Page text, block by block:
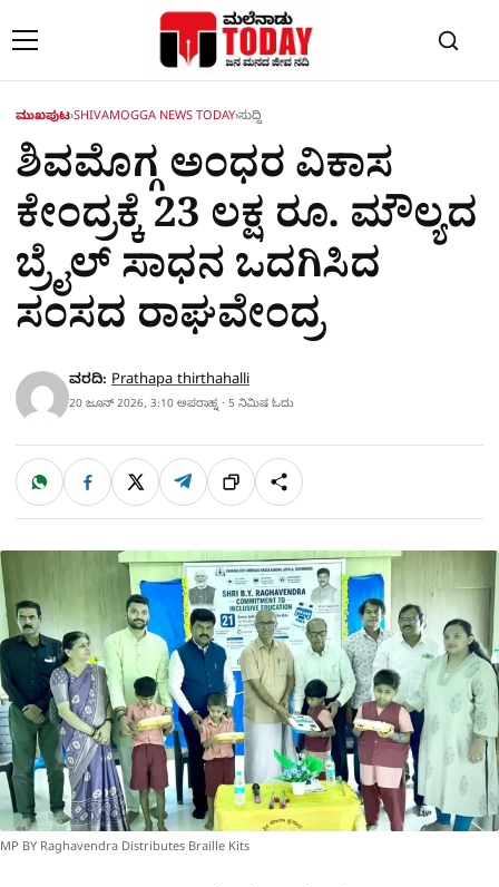
ಮುಖಪುಟ›SHIVAMOGGA NEWS TODAY›ಸುದ್ದಿ
ಶಿವಮೊಗ್ಗ ಅಂಧರ ವಿಕಾಸ
ಕೇಂದ್ರಕ್ಕೆ 23 ಲಕ್ಷ ರೂ. ಮೌಲ್ಯದ
ಬ್ರೈಲ್ ಸಾಧನ ಒದಗಿಸಿದ
ಸಂಸದ ರಾಘವೇಂದ್ರ
ವರದಿ: Prathapa thirthahalli
20 ಜೂನ್ 2026, 3:10 ಅಪರಾಹ್ನ · 5 ನಿಮಿಷ ಓದು
ಹಂಚಿಕೊಳ್ಳಿ
W
a
t
p
F
c
e
o
X T
l
e
a
m
ಲಿಂ
ಕ್
S
h
a
r
e
MP BY Raghavendra Distributes Braille Kits